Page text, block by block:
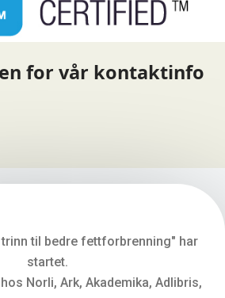
for vår kontaktinfo
til bedre fettforbrenning" har
startet.
Norli, Ark, Akademika, Adlibris,